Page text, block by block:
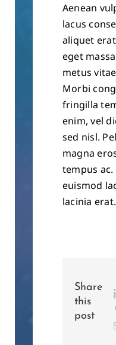
Aenean
lacus
aliquet
eget
metus
Morbi
fringilla
enim, vel
sed nisl.
magna
tempus
euismod
lacinia erat.
Share
this
post